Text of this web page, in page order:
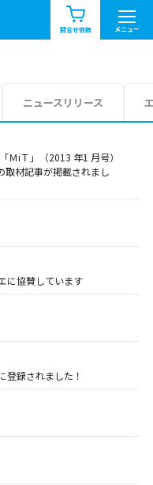
問合せ依頼 メニュー
お知らせ一覧
中国・四国
ニュースリリース
ＭiＴ」（2013 年1 月号）
取材記事が掲載されまし
に協賛しています
登録されました！